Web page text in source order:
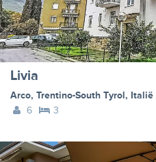
Livia
Arco, Trentino-South Tyrol, Italië
6
3